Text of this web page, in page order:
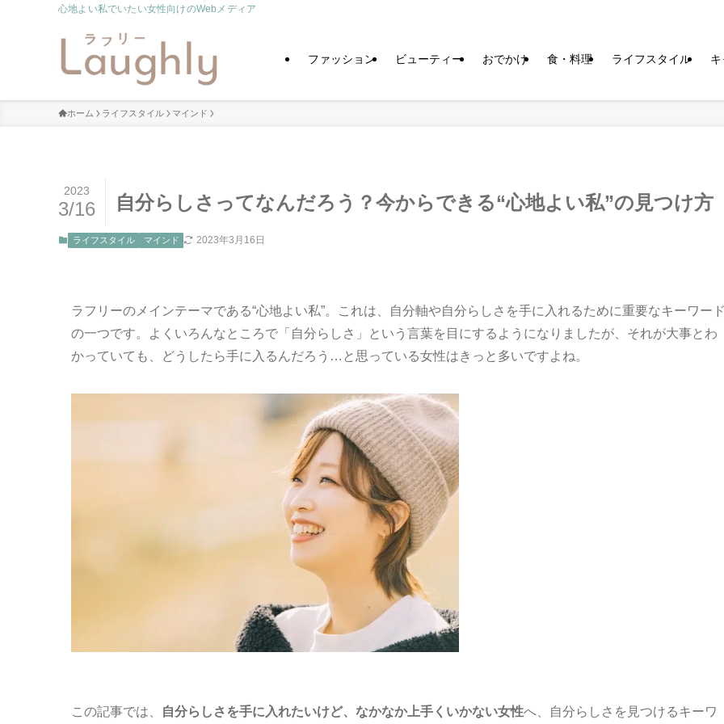
心地よい私でいたい女性向けのWebメディア
ファッション ビューティー おでかけ 食・料理 ライフスタイル
ホーム ライフスタイル マインド
自分らしさってなんだろう？今からできる“心地よい私”の見つけ方
2023
3/16
ライフスタイル マインド 2023年3月16日
ラフリーのメインテーマである“心地よい私”。これは、自分軸や自分らしさを手に入れるために重要なキーワー
の一つです。よくいろんなところで「自分らしさ」という言葉を目にするようになりましたが、それが大事とわ
かっていても、どうしたら手に入るんだろう…と思っている女性はきっと多いですよね。
この記事では、 自分らしさを手に入れたいけど、なかなか上手くいかない女性へ、自分らしさを見つけるキーワ